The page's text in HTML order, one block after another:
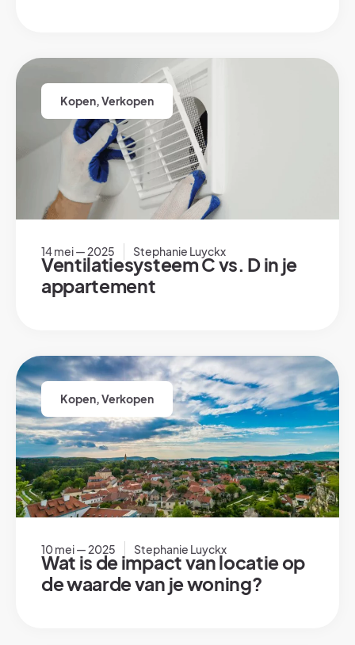
Kopen,Verkopen
14 mei — 2025 Stephanie Luyckx
Ventilatiesysteem C vs. D in je
appartement
Kopen,Verkopen
10 mei — 2025 Stephanie Luyckx
Wat is de impact van locatie op
de waarde van je woning?